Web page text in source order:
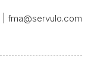
| fma@servulo.com